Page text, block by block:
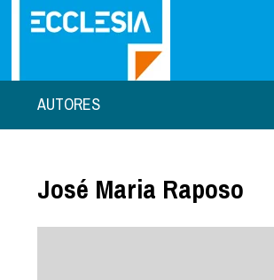
AUTORES
José Maria Raposo